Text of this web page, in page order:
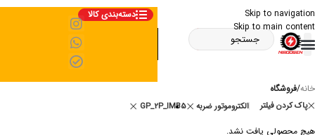
Skip to navigation
Skip to main content
دسته‌بندی کالا
خانه/فروشگاه
پاک کردن فیلتر GP_2P_IMB5 الکتروموتور ضربه
هیچ محصولی یافت نشد.